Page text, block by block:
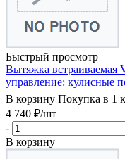
Быстрый просмотр
Вытяжка встраиваемая
управление: кулисные
В корзину Покупка в 1
4 740 ₽/шт
-
В корзину